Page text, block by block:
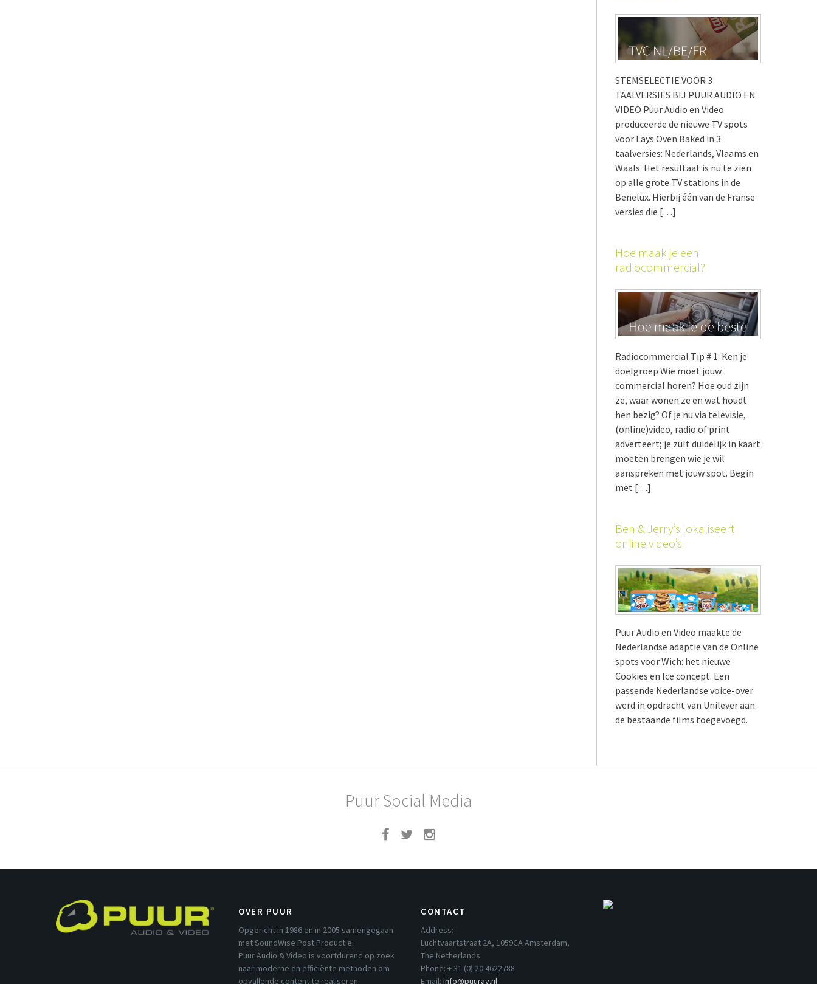
STEMSELECTIE VOOR 3
TAALVERSIES BIJ PUUR AUDIO EN
VIDEO Puur Audio en Video
produceerde de nieuwe TV spots
voor Lays Oven Baked in 3
taalversies: Nederlands, Vlaams en
Waals. Het resultaat is nu te zien
op alle grote TV stations in de
Benelux. Hierbij één van de Franse
versies die […]
Hoe maak je een
radiocommercial?
Radiocommercial Tip # 1: Ken je
doelgroep Wie moet jouw
commercial horen? Hoe oud zijn
ze, waar wonen ze en wat houdt
hen bezig? Of je nu via televisie,
(online)video, radio of print
adverteert; je zult duidelijk in kaart
moeten brengen wie je wil
aanspreken met jouw spot. Begin
met […]
Ben & Jerry’s lokaliseert
online video’s
Puur Audio en Video maakte de
Nederlandse adaptie van de Online
spots voor Wich: het nieuwe
Cookies en Ice concept. Een
passende Nederlandse voice-over
werd in opdracht van Unilever aan
de bestaande films toegevoegd.
Puur Social Media
OVER PUUR
Opgericht in 1986 en in 2005 samengegaan
met SoundWise Post Productie.
Puur Audio & Video is voortdurend op zoek
naar moderne en efficiënte methoden om
opvallende content te realiseren.
CONTACT
Address:
Luchtvaartstraat 2A, 1059CA Amsterdam,
The Netherlands
Phone: + 31 (0) 20 4622788
Email: info@puurav.nl